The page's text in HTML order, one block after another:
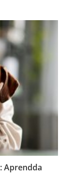
Aprendda